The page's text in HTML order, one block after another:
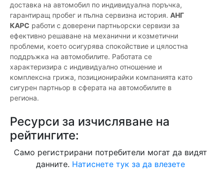
доставка на автомобил по индивидуална поръчка,
гарантиращ пробег и пълна сервизна история. АНГ
КАРС работи с доверени партньорски сервизи за
ефективно решаване на механични и козметични
проблеми, което осигурява спокойствие и цялостна
поддръжка на автомобилите. Работата се
характеризира с индивидуално отношение и
комплексна грижа, позиционирайки компанията като
сигурен партньор в сферата на автомобилите в
региона.
Ресурси за изчисляване на
рейтингите:
Само регистрирани потребители могат да видят
данните. Натиснете тук за да влезете